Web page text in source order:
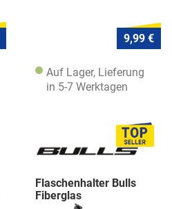
9,99 €
Auf Lager, Lieferung
in 5-7 Werktagen
Flaschenhalter Bulls
Fiberglas